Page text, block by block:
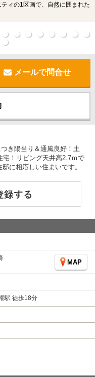
ィの1区画で、自然に囲まれた
メールで問合せ
き陽当り＆通風良好！土
宅！リビング天井高2.7ｍで
に相応しい住まいです。
MAP
駅 徒歩18分